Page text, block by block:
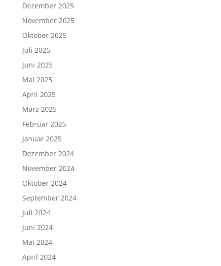
Dezember 2025
November 2025
Oktober 2025
Juli 2025
Juni 2025
Mai 2025
April 2025
März 2025
Februar 2025
Januar 2025
Dezember 2024
November 2024
Oktober 2024
September 2024
Juli 2024
Juni 2024
Mai 2024
April 2024